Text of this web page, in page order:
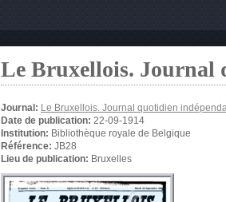
Le Bruxellois. Journal
Journal: Le Bruxellois. Journal quotidien
Date de publication: 22-09-1914
Institution: Bibliothèque royale de Belgique
Référence: JB28
Lieu de publication: Bruxelles